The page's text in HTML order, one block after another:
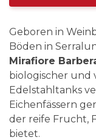
Geboren in
Böden in
Mirafiore
biologischer und
Edelstahltanks
Eichenfässern
der reife Frucht,
bietet.